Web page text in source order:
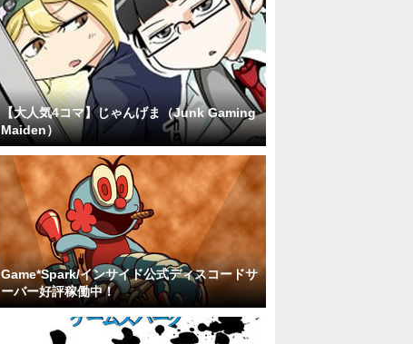
【大人気4コマ】じゃんげま（Junk Gaming
Maiden）
Game*Spark/インサイド公式ディスコードサ
ーバー好評稼働中！